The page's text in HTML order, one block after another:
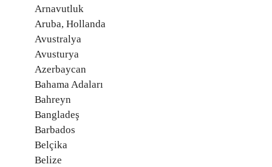
Arnavutluk
Aruba, Hollanda
Avustralya
Avusturya
Azerbaycan
Bahama Adaları
Bahreyn
Bangladeş
Barbados
Belçika
Belize